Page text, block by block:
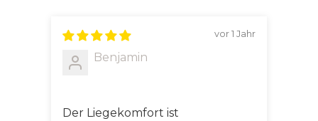
vor 1 Jahr
Benjamin
Der Liegekomfort ist